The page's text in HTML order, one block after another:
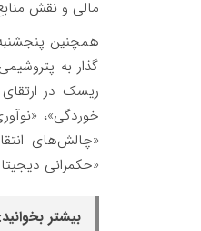
مالی و نقش
گذار به
ریسک در
خوردگی»،
«چالش‌های
«حکمرانی
بیشتر بخوانید: